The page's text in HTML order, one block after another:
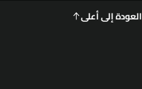
العودة إلى أعلى